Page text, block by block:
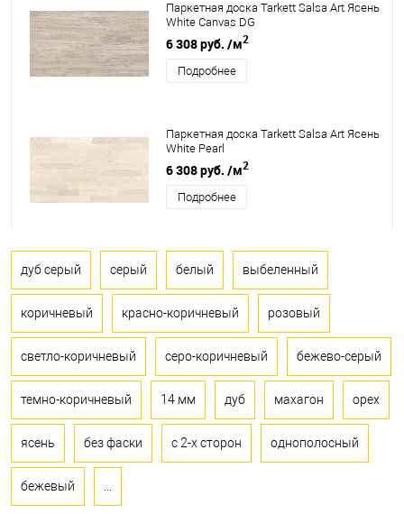
Паркетная доска Tarkett Salsa Art Ясень
White Canvas DG
6 308 руб. /м2
Подробнее
Паркетная доска Tarkett Salsa Art Ясень
White Pearl
6 308 руб. /м2
Подробнее
дуб серый серый белый выбеленный
коричневый красно-коричневый розовый
светло-коричневый серо-коричневый бежево-серый
темно-коричневый 14 мм дуб махагон орех
ясень без фаски с 2-х сторон однополосный
бежевый